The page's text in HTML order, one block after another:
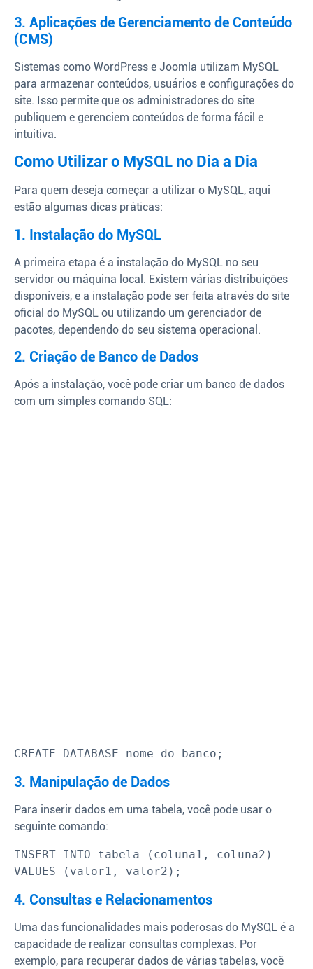
3. Aplicações de Gerenciamento de Conteúdo
(CMS)
Sistemas como WordPress e Joomla utilizam MySQL
para armazenar conteúdos, usuários e configurações do
site. Isso permite que os administradores do site
publiquem e gerenciem conteúdos de forma fácil e
intuitiva.
Como Utilizar o MySQL no Dia a Dia
Para quem deseja começar a utilizar o MySQL, aqui
estão algumas dicas práticas:
1. Instalação do MySQL
A primeira etapa é a instalação do MySQL no seu
servidor ou máquina local. Existem várias distribuições
disponíveis, e a instalação pode ser feita através do site
oficial do MySQL ou utilizando um gerenciador de
pacotes, dependendo do seu sistema operacional.
2. Criação de Banco de Dados
Após a instalação, você pode criar um banco de dados
com um simples comando SQL:
CREATE DATABASE nome_do_banco;
3. Manipulação de Dados
Para inserir dados em uma tabela, você pode usar o
seguinte comando:
INSERT INTO tabela (coluna1, coluna2)
VALUES (valor1, valor2);
4. Consultas e Relacionamentos
Uma das funcionalidades mais poderosas do MySQL é a
capacidade de realizar consultas complexas. Por
exemplo, para recuperar dados de várias tabelas, você